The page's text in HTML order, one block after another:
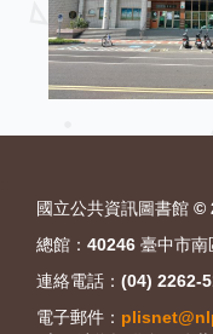
國立公共資訊圖書館
總館：40246 臺中市
連絡電話：(04) 2262-
電子郵件：